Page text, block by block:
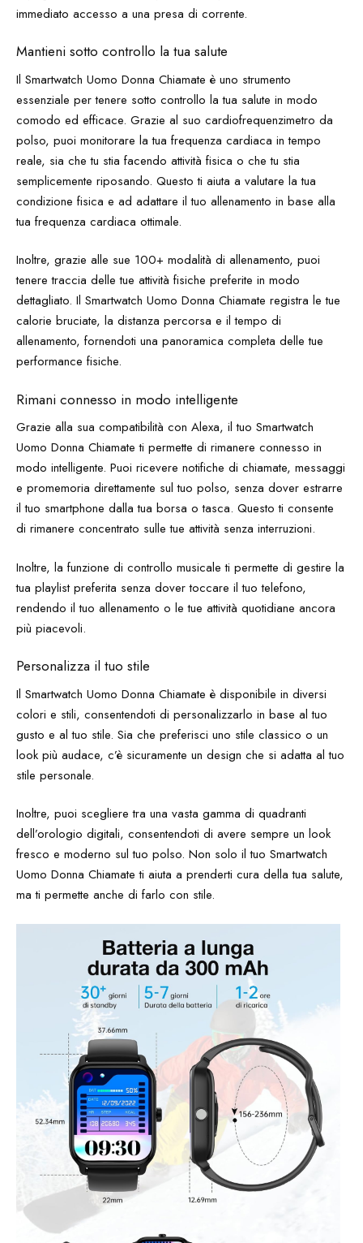
immediato accesso a una presa di corrente.
Mantieni sotto controllo la tua salute
Il Smartwatch Uomo Donna Chiamate è uno strumento
essenziale per tenere sotto controllo la tua salute in modo
comodo ed efficace. Grazie al suo cardiofrequenzimetro da
polso, puoi monitorare la tua frequenza cardiaca in tempo
reale, sia che tu stia facendo attività fisica o che tu stia
semplicemente riposando. Questo ti aiuta a valutare la tua
condizione fisica e ad adattare il tuo allenamento in base alla
tua frequenza cardiaca ottimale.
Inoltre, grazie alle sue 100+ modalità di allenamento, puoi
tenere traccia delle tue attività fisiche preferite in modo
dettagliato. Il Smartwatch Uomo Donna Chiamate registra le tue
calorie bruciate, la distanza percorsa e il tempo di
allenamento, fornendoti una panoramica completa delle tue
performance fisiche.
Rimani connesso in modo intelligente
Grazie alla sua compatibilità con Alexa, il tuo Smartwatch
Uomo Donna Chiamate ti permette di rimanere connesso in
modo intelligente. Puoi ricevere notifiche di chiamate, messaggi
e promemoria direttamente sul tuo polso, senza dover estrarre
il tuo smartphone dalla tua borsa o tasca. Questo ti consente
di rimanere concentrato sulle tue attività senza interruzioni.
Inoltre, la funzione di controllo musicale ti permette di gestire la
tua playlist preferita senza dover toccare il tuo telefono,
rendendo il tuo allenamento o le tue attività quotidiane ancora
più piacevoli.
Personalizza il tuo stile
Il Smartwatch Uomo Donna Chiamate è disponibile in diversi
colori e stili, consentendoti di personalizzarlo in base al tuo
gusto e al tuo stile. Sia che preferisci uno stile classico o un
look più audace, c’è sicuramente un design che si adatta al tuo
stile personale.
Inoltre, puoi scegliere tra una vasta gamma di quadranti
dell’orologio digitali, consentendoti di avere sempre un look
fresco e moderno sul tuo polso. Non solo il tuo Smartwatch
Uomo Donna Chiamate ti aiuta a prenderti cura della tua salute,
ma ti permette anche di farlo con stile.